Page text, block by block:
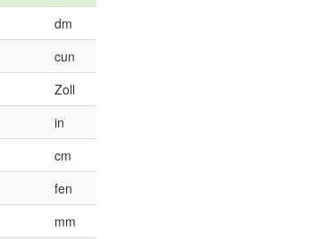
dm
cun
Zoll
in
cm
fen
mm